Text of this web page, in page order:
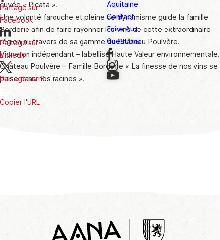
Aquitaine
Contact
Foire Aux
Questions
cuvée « Picata ».
Une volonté farouche et pleine de dynamisme guide la famille
Borderie afin de faire rayonner les vins de cette extraordinaire
région au travers de sa gamme du Château Poulvère.
Vigneron indépendant – labellisé Haute Valeur environnementale.
Château Poulvère – Famille Borderie « La finesse de nos vins se
puise dans nos racines ».
Partage sur
Facebook
Partage sur
LinkedIn
Partage sur X
Copier l'URL